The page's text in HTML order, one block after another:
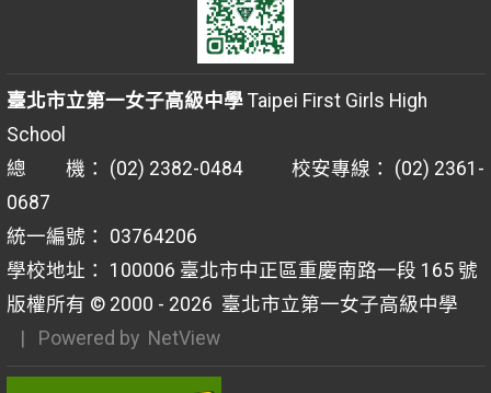
臺北市立第一女子高級中學Taipei First Girls High
School
總 機： (02) 2382-0484 校安專線： (02) 2361-
0687
統一編號： 03764206
學校地址： 100006 臺北市中正區重慶南路一段 165 號
版權所有 © 2000 - 2026 臺北市立第一女子高級中學
| Powered by NetView